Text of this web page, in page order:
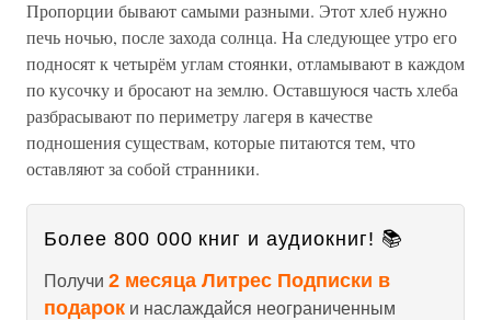
Пропорции бывают самыми разными. Этот хлеб нужно
печь ночью, после захода солнца. На следующее утро его
подносят к четырём углам стоянки, отламывают в каждом
по кусочку и бросают на землю. Оставшуюся часть хлеба
разбрасывают по периметру лагеря в качестве
подношения существам, которые питаются тем, что
оставляют за собой странники.
Более 800 000 книг и аудиокниг! 📚
Получи 2 месяца Литрес Подписки в
подарок и наслаждайся неограниченным